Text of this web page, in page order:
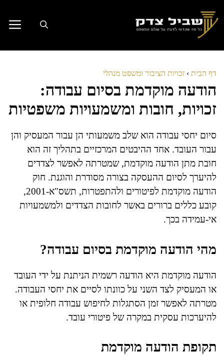
לתוכן
דף הבית › זכויות הציבור ומשפט מנהלי
הודעה מוקדמת בסיום עבודה:
זכויות, חובות ומשמעויות משפטיות
סיום יחסי עבודה הוא שלב משמעותי הן עבור המעסיק והן
עבור העובד. אחד ההיבטים המרכזיים בתהליך זה הוא
חובת מתן הודעה מוקדמת, שמטרתה לאפשר לצדדים
להיערך לסיום ההעסקה בצורה מסודרת והוגנת. חוק
הודעה מוקדמת לפיטורים ולהתפטרות, תשס"א-2001,
קובע כללים ברורים באשר לחובות הצדדים ולמשמעויות
אי-עמידה בכך.
מהי הודעה מוקדמת בסיום עבודה?
הודעה מוקדמת היא הודעה רשמית הניתנת על ידי העובד
או המעסיק לצד השני על כוונתו לסיים את יחסי העבודה.
מטרתה לאפשר זמן הסתגלות לחיפוש עבודה חלופית או
להיערכות עסקית במקרה של פיטורי עובד.
תקופת הודעה מוקדמת